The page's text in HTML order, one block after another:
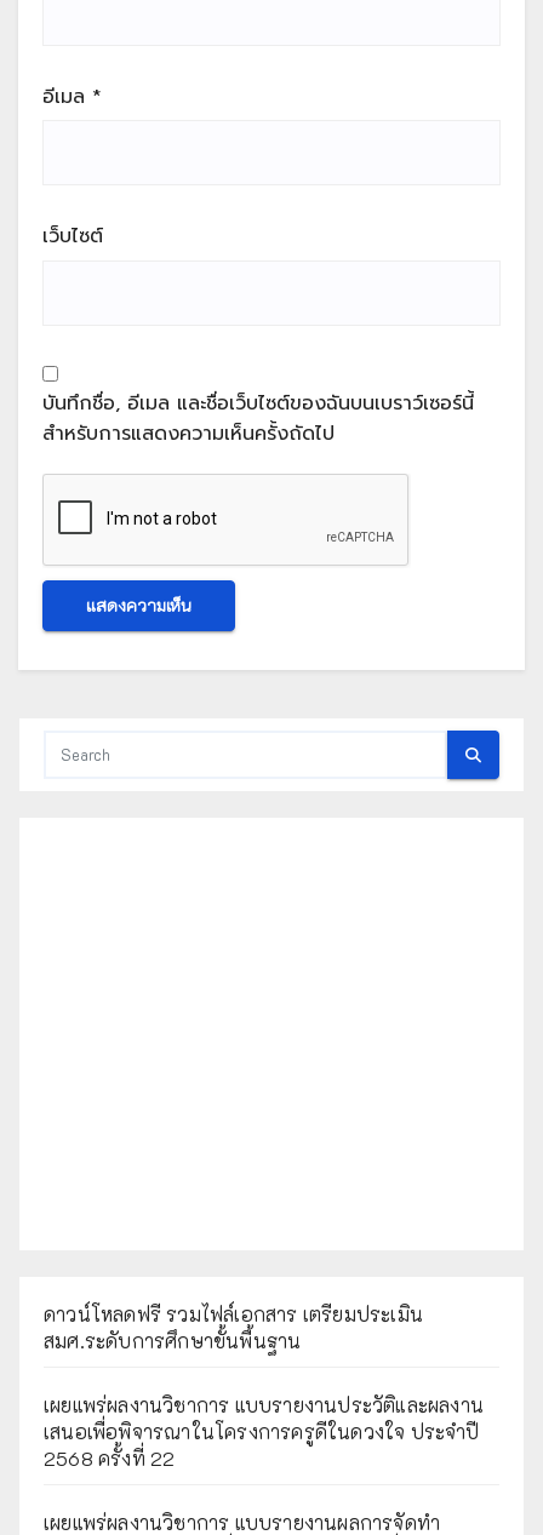
อีเมล *
เว็บไซต์
บันทึกชื่อ, อีเมล และชื่อเว็บไซต์ของฉันบนเบราว์เซอร์นี้
สำหรับการแสดงความเห็นครั้งถัดไป
ดาวน์โหลดฟรี รวมไฟล์เอกสาร เตรียมประเมิน
สมศ.ระดับการศึกษาขั้นพื้นฐาน
เผยแพร่ผลงานวิชาการ แบบรายงานประวัติและผลงาน
เสนอเพื่อพิจารณาในโครงการครูดีในดวงใจ ประจำปี
2568 ครั้งที่ 22
เผยแพร่ผลงานวิชาการ แบบรายงานผลการจัดทำ